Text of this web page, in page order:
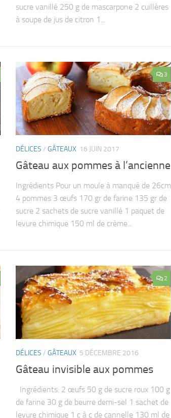
sucre vanillé 250 g de mascarpone 2 cuillères
à soupe de jus de citron 1...
3
DÉLICES / GÂTEAUX 16 JUIN 2017
Gâteau aux pommes à l’ancienne
Ingrédients Pour un moule à manqué de 26cm
4 pommes 3 œufs 170 gr de farine 135 gr de
sucre 2 sachets de sucre vanillé 1 paquet de
levure chimique 150 ml de crème...
2
DÉLICES / GÂTEAUX 5 DÉCEMBRE 2016
Gâteau invisible aux pommes
Ingrédients: 2 œufs 50 g de sucre roux 100 g
de farine 30 g de beurre demi-sel 1 sachet de
levure chimique 1 c à c de cannelle 130 ml de